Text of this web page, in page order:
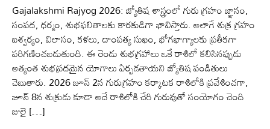
Gajalakshmi Rajyog 2026: జ్యోతిష శాస్త్రంలో గురు గ్రహం జ్ఞానం,
సంపద, ధర్మం, శుభఫలితాలకు కారకుడిగా భావిస్తారు. అలాగే శుక్ర గ్రహం
ఐశ్వర్యం, విలాసం, కళలు, దాంపత్య సుఖం, భోగభాగ్యాలకు ప్రతీకగా
పరిగణించబడుతుంది. ఈ రెండు శుభగ్రహాలు ఒకే రాశిలో కలిసినప్పుడు
అత్యంత శుభప్రదమైన యోగాలు ఏర్పడతాయని జ్యోతిష పండితులు
చెబుతారు. 2026 జూన్ 2న గురుగ్రహం కర్కాటక రాశిలోకి ప్రవేశించగా,
జూన్ 8న శుక్రుడు కూడా అదే రాశిలోకి చేరి గురువుతో సంయోగం చెంది
జులై […]